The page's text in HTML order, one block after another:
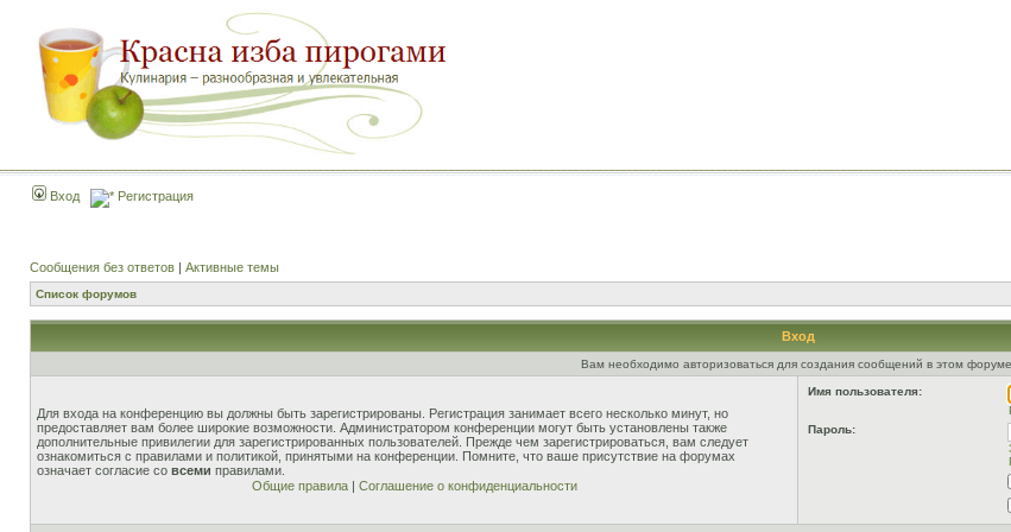
Вход Регистрация
Сообщения без ответов | Активные темы
Список форумов
Вход
Вам необходимо авторизоваться для создания сообщений в этом форуме.
Для входа на конференцию вы должны быть зарегистрированы. Регистрация занимает всего несколько минут, но
предоставляет вам более широкие возможности. Администратором конференции могут быть установлены также
дополнительные привилегии для зарегистрированных пользователей. Прежде чем зарегистрироваться, вам следует
ознакомиться с правилами и политикой, принятыми на конференции. Помните, что ваше присутствие на форумах
означает согласие со всеми правилами.
Общие правила| Соглашение о конфиденциальности
Имя пользователя:
Пароль: